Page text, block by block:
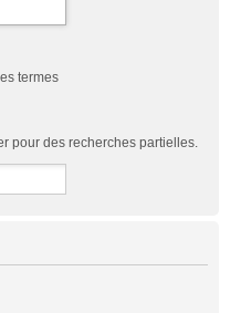
termes
pour des recherches partielles.